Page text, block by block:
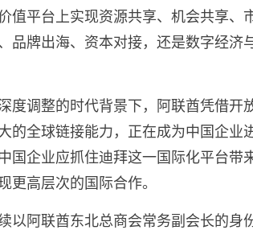
值平台上实现资源共享、机会共享、
品牌出海、资本对接，还是数字经济
度调整的时代背景下，阿联酋凭借开
的全球链接能力，正在成为中国企业
国企业应抓住迪拜这一国际化平台带
更高层次的国际合作。
以阿联酋东北总商会常务副会长的身